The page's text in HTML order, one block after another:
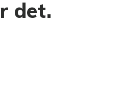
det.